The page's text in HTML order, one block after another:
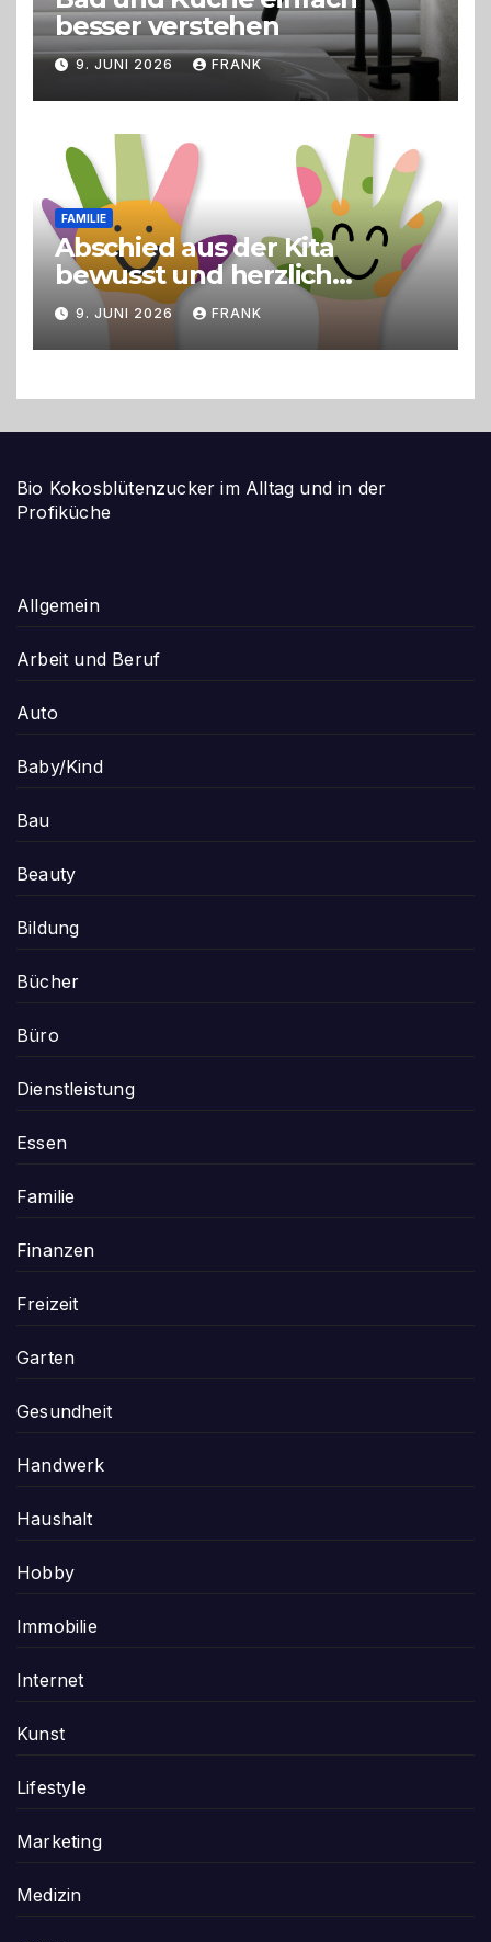
besser verstehen
9. JUNI 2026 FRANK
FAMILIE
Abschied aus der Kita
bewusst und herzlich
gestalten
9. JUNI 2026 FRANK
Bio Kokosblütenzucker im Alltag und in der
Profiküche
Allgemein
Arbeit und Beruf
Auto
Baby/Kind
Bau
Beauty
Bildung
Bücher
Büro
Dienstleistung
Essen
Familie
Finanzen
Freizeit
Garten
Gesundheit
Handwerk
Haushalt
Hobby
Immobilie
Internet
Kunst
Lifestyle
Marketing
Medizin